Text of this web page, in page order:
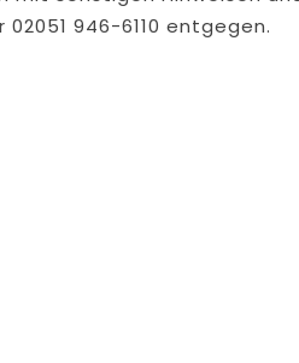
946-6110 entgegen.